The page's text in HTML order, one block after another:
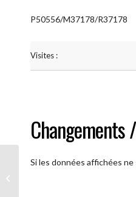
P50556/M37178/R37178
Visites :
Si les données affichées